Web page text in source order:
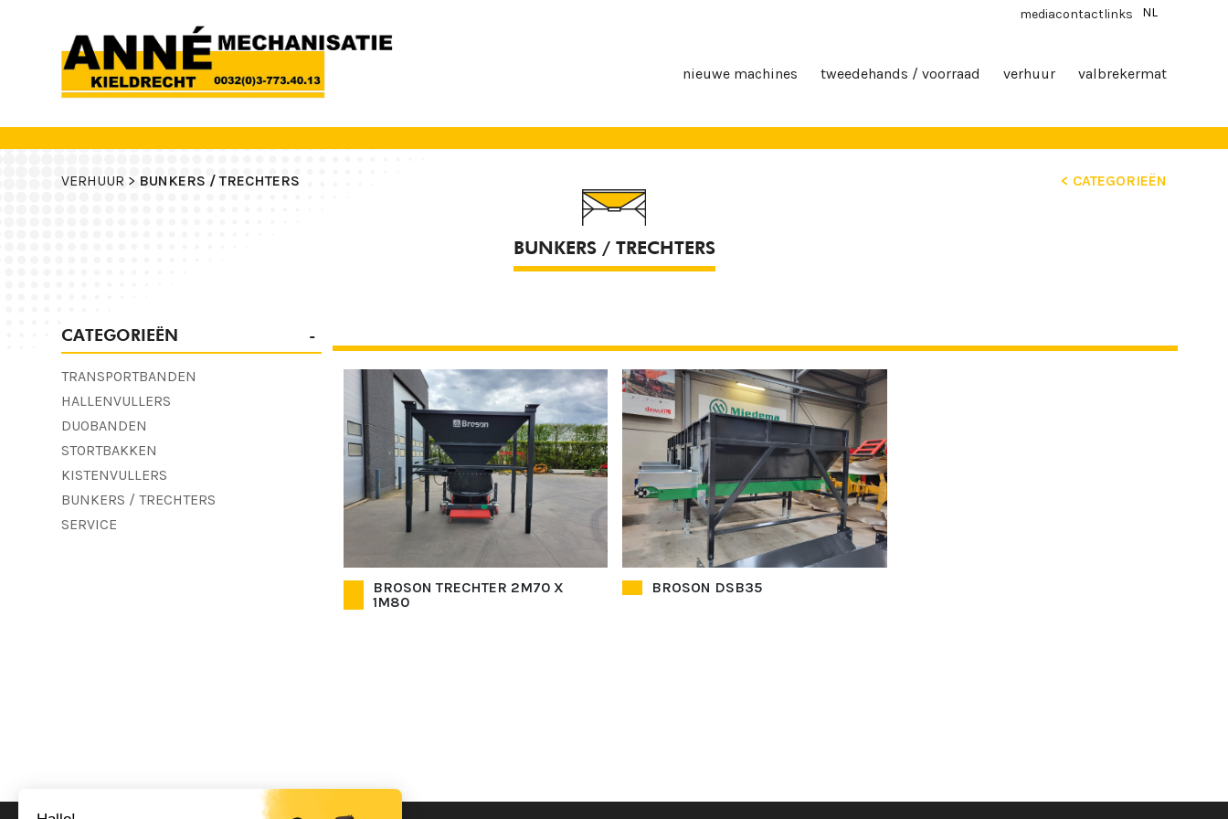
mediacontactlinks NL
nieuwe machines tweedehands / voorraad verhuur valbrekermat
VERHUUR > BUNKERS / TRECHTERS < CATEGORIEËN
BUNKERS / TRECHTERS
CATEGORIEËN
TRANSPORTBANDEN
HALLENVULLERS
DUOBANDEN
STORTBAKKEN
KISTENVULLERS
BUNKERS / TRECHTERS
SERVICE
BROSON TRECHTER 2M70 X
1M80
BROSON DSB35